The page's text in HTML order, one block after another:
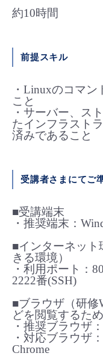
すべてのメニ
- 登録情報の管理
■ 基本構築ガイド
- クラウド / サー
- vUTM2
- リモートワーク
約10時間
前提スキル
・Linuxのコマ
こと
・サーバー、ス
たインフラスト
済みであること
受講者さまにてご
■受講端末
・推奨端末：
■インターネッ
きる環境）
・利用ポート：
2222番(SSH)
■ブラウザ（研修
どを閲覧するため
・推奨ブラウザ
・対応ブラウザ
Chrome